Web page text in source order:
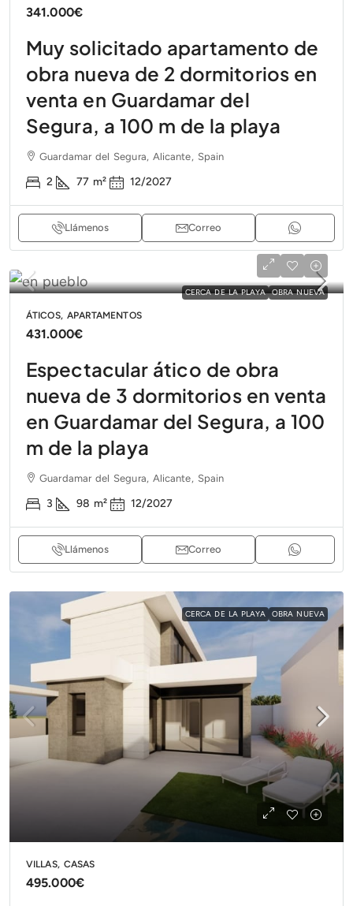
341.000€
Muy solicitado apartamento de
obra nueva de 2 dormitorios en
venta en Guardamar del
Segura, a 100 m de la playa
Guardamar del Segura, Alicante, Spain
2 77 m² 12/2027
Llámenos Correo
CERCA DE LA PLAYA OBRA NUEVA
ÁTICOS, APARTAMENTOS
431.000€
Espectacular ático de obra
nueva de 3 dormitorios en venta
en Guardamar del Segura, a 100
m de la playa
Guardamar del Segura, Alicante, Spain
3 98 m² 12/2027
Llámenos Correo
CERCA DE LA PLAYA OBRA NUEVA
VILLAS, CASAS
495.000€